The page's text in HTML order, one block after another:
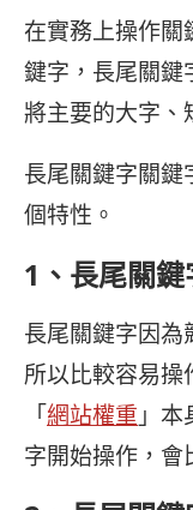
在實務上操作關
鍵字，長尾關鍵
將主要的大字、
長尾關鍵字關鍵
個特性。
1、長尾關
長尾關鍵字因為
所以比較容易操
「網站權重」本
字開始操作，會